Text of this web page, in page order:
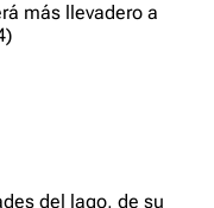
más llevadero a
del lago, de su